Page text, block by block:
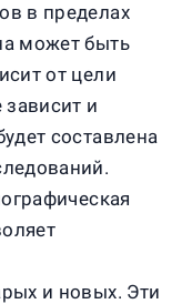
в пределах
может быть
от цели
и
составлена
и новых. Эти